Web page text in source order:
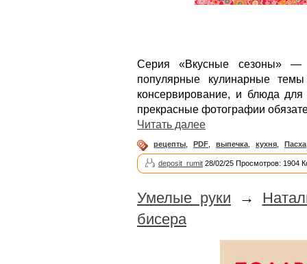
Серия «Вкусные сезоны» —
популярные кулинарные
консервирование, и блюда
прекрасные фотографии
Читать далее
рецепты, PDF, выпечка, кухня, Пасха
deposit_rumit 28/02/25 Просмотров: 1904
Умелые руки →
бисера